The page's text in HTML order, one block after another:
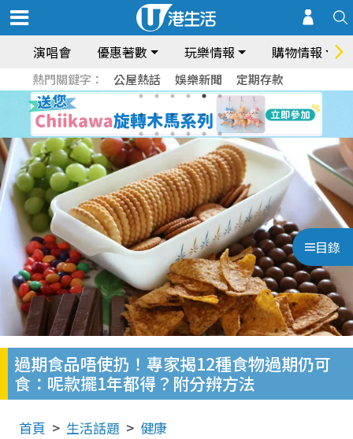
演唱會 優惠著數 玩樂情報 購物情報
熱門關鍵字： 公屋熱話 娛樂新聞 定期存款
目錄
過期食品唔使扔！專家揭12種食物過期仍可
食：呢款擺1年都得？附分辨方法
首頁 生活話題 健康